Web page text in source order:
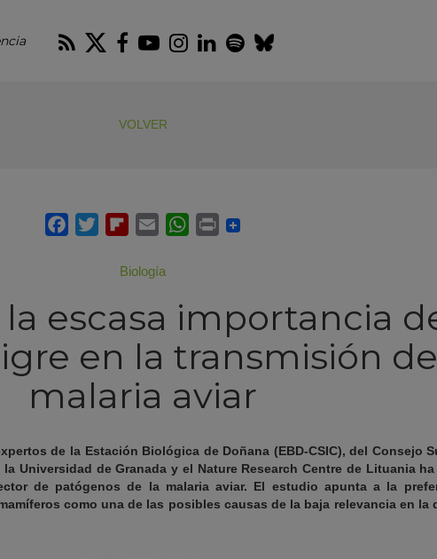
RSS Twitter
Facebook
Youtube
Instagram
LinkedIn
Spotify
Bluesky
VOLVER
Biología
escasa importancia
en la transmisión
malaria aviar
de la Estación Biológica de Doñana (EBD-CSIC), del Consejo
Universidad de Granada y el Nature Research Centre de Lituania
de patógenos de la malaria aviar. El estudio apunta a la
como una de las posibles causas de la baja relevancia en la